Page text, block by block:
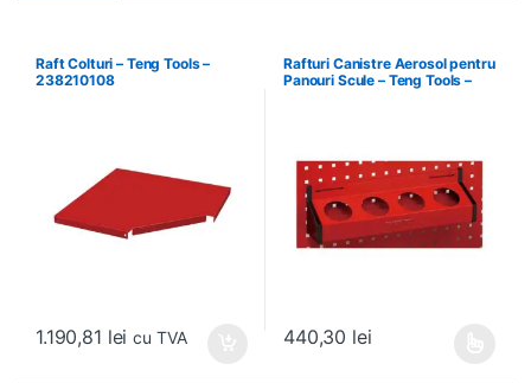
Raft Colturi – Teng Tools –
238210108
1.190,81 lei cu TVA
Rafturi Canistre Aerosol pentru
Panouri Scule – Teng Tools –
440,30 lei